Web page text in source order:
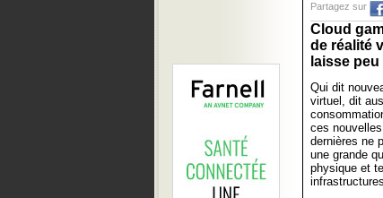
Partagez sur
Cloud
de réalité
laisse
Qui dit
virtuel, dit
ces
dernières ne
une grande
physique et